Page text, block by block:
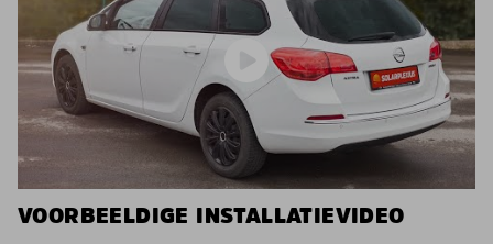
VOORBEELDIGE INSTALLATIEVIDEO